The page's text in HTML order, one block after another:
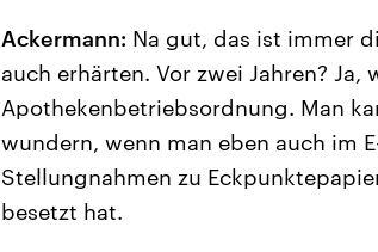
Ackermann: Na gut, das ist immer
auch erhärten. Vor zwei Jahren?
Apothekenbetriebsordnung. Man
wundern, wenn man eben auch im
Stellungnahmen zu
besetzt hat.